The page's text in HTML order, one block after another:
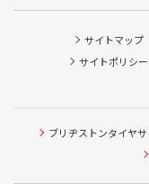
サイトマップ
サイトポリシー
ブリヂストンタイヤ
タイヤ点検・安
ピット作業の予約